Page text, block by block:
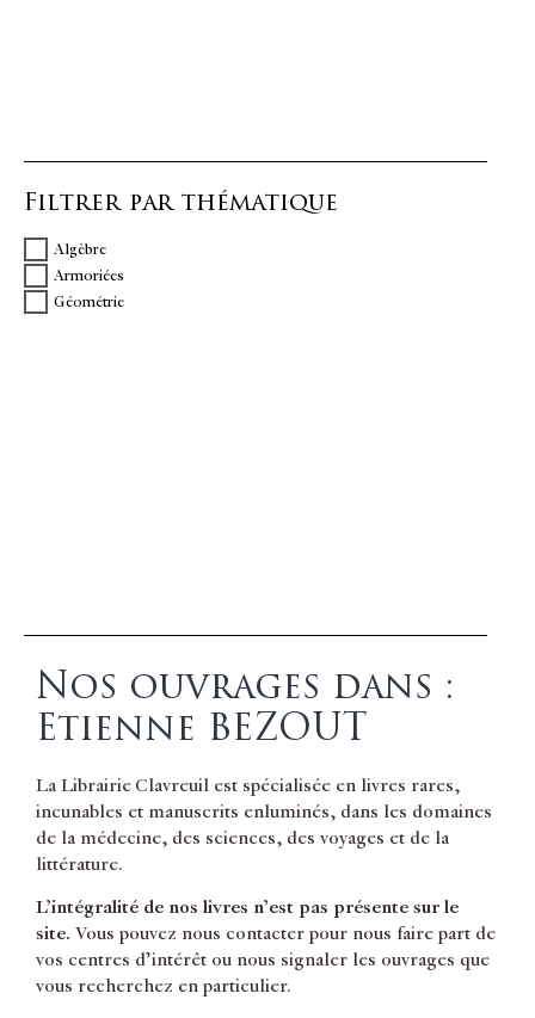
Filtrer par thématique
Algèbre
Armoriées
Géométrie
Nos ouvrages dans :
Etienne BEZOUT
La Librairie Clavreuil est spécialisée en livres rares,
incunables et manuscrits enluminés, dans les domaines
de la médecine, des sciences, des voyages et de la
littérature.
L’intégralité de nos livres n’est pas présente sur le
site. Vous pouvez nous contacter pour nous faire part de
vos centres d’intérêt ou nous signaler les ouvrages que
vous recherchez en particulier.